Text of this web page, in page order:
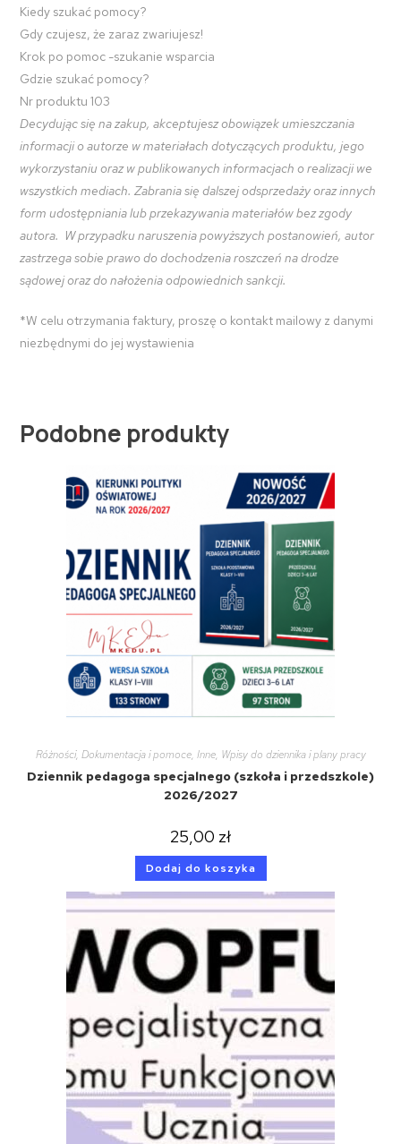
Kiedy szukać pomocy?
Gdy czujesz, że zaraz zwariujesz!
Krok po pomoc -szukanie wsparcia
Gdzie szukać pomocy?
Nr produktu 103
Decydując się na zakup, akceptujesz obowiązek umieszczania
informacji o autorze w materiałach dotyczących produktu, jego
wykorzystaniu oraz w publikowanych informacjach o realizacji we
wszystkich mediach. Zabrania się dalszej odsprzedaży oraz innych
form udostępniania lub przekazywania materiałów bez zgody
autora. W przypadku naruszenia powyższych postanowień, autor
zastrzega sobie prawo do dochodzenia roszczeń na drodze
sądowej oraz do nałożenia odpowiednich sankcji.
*W celu otrzymania faktury, proszę o kontakt mailowy z danymi
niezbędnymi do jej wystawienia
Podobne produkty
Różności, Dokumentacja i pomoce, Inne, Wpisy do dziennika i plany pracy
Dziennik pedagoga specjalnego (szkoła i przedszkole)
2026/2027
25,00 zł
Dodaj do koszyka